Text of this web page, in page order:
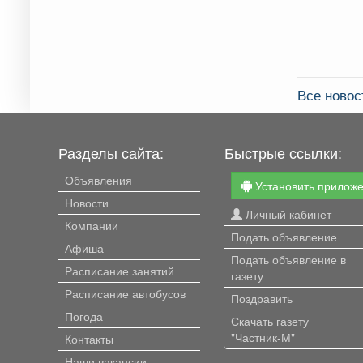
Все
Разделы сайта:
Объявления
Новости
Компании
Афиша
Расписание занятий
Расписание автобусов
Погода
Контакты
Быстрые ссылки:
Установить
Личный кабинет
Подать объявление
Подать объявление в
газету
Поздравить
Скачать газету
"Частник-М"